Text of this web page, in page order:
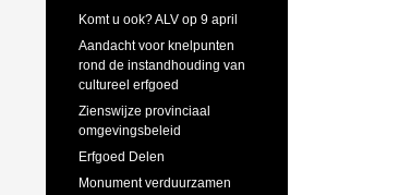
Komt u ook? ALV op 9 april
Aandacht voor knelpunten
rond de instandhouding van
cultureel erfgoed
Zienswijze provinciaal
omgevingsbeleid
Erfgoed Delen
Monument verduurzamen